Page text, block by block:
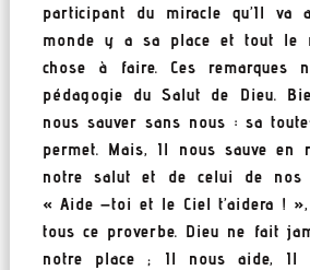
participant du miracle qu’Il va
monde y a sa place et tout le
chose à faire. Ces remarques
pédagogie du Salut de Dieu.
nous sauver sans nous : sa
permet. Mais, Il nous sauve en
notre salut et de celui de
« Aide –toi et le Ciel t’aidera !
tous ce proverbe. Dieu ne fait
notre place ; Il nous aide, Il